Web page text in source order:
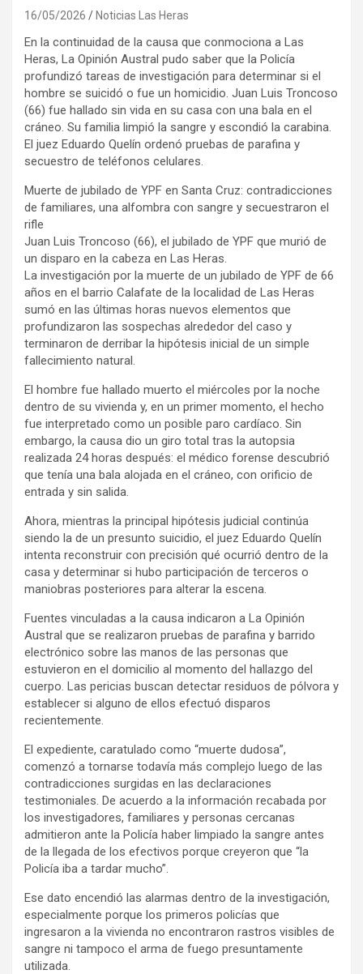
16/05/2026 Noticias Las Heras
En la continuidad de la causa que conmociona a Las
Heras, La Opinión Austral pudo saber que la Policía
profundizó tareas de investigación para determinar si el
hombre se suicidó o fue un homicidio. Juan Luis Troncoso
(66) fue hallado sin vida en su casa con una bala en el
cráneo. Su familia limpió la sangre y escondió la carabina.
El juez Eduardo Quelín ordenó pruebas de parafina y
secuestro de teléfonos celulares.
Muerte de jubilado de YPF en Santa Cruz: contradicciones
de familiares, una alfombra con sangre y secuestraron el
rifle
Juan Luis Troncoso (66), el jubilado de YPF que murió de
un disparo en la cabeza en Las Heras.
La investigación por la muerte de un jubilado de YPF de 66
años en el barrio Calafate de la localidad de Las Heras
sumó en las últimas horas nuevos elementos que
profundizaron las sospechas alrededor del caso y
terminaron de derribar la hipótesis inicial de un simple
fallecimiento natural.
El hombre fue hallado muerto el miércoles por la noche
dentro de su vivienda y, en un primer momento, el hecho
fue interpretado como un posible paro cardíaco. Sin
embargo, la causa dio un giro total tras la autopsia
realizada 24 horas después: el médico forense descubrió
que tenía una bala alojada en el cráneo, con orificio de
entrada y sin salida.
Ahora, mientras la principal hipótesis judicial continúa
siendo la de un presunto suicidio, el juez Eduardo Quelín
intenta reconstruir con precisión qué ocurrió dentro de la
casa y determinar si hubo participación de terceros o
maniobras posteriores para alterar la escena.
Fuentes vinculadas a la causa indicaron a La Opinión
Austral que se realizaron pruebas de parafina y barrido
electrónico sobre las manos de las personas que
estuvieron en el domicilio al momento del hallazgo del
cuerpo. Las pericias buscan detectar residuos de pólvora y
establecer si alguno de ellos efectuó disparos
recientemente.
El expediente, caratulado como “muerte dudosa”,
comenzó a tornarse todavía más complejo luego de las
contradicciones surgidas en las declaraciones
testimoniales. De acuerdo a la información recabada por
los investigadores, familiares y personas cercanas
admitieron ante la Policía haber limpiado la sangre antes
de la llegada de los efectivos porque creyeron que “la
Policía iba a tardar mucho”.
Ese dato encendió las alarmas dentro de la investigación,
especialmente porque los primeros policías que
ingresaron a la vivienda no encontraron rastros visibles de
sangre ni tampoco el arma de fuego presuntamente
utilizada.